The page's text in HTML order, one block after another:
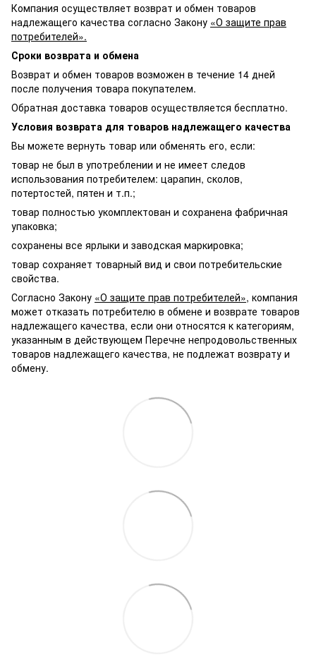
Компания осуществляет возврат и обмен товаров
надлежащего качества согласно Закону «О защите прав
потребителей».
Сроки возврата и обмена
Возврат и обмен товаров возможен в течение 14 дней
после получения товара покупателем.
Обратная доставка товаров осуществляется бесплатно.
Условия возврата для товаров надлежащего качества
Вы можете вернуть товар или обменять его, если:
товар не был в употреблении и не имеет следов
использования потребителем: царапин, сколов,
потертостей, пятен и т.п.;
товар полностью укомплектован и сохранена фабричная
упаковка;
сохранены все ярлыки и заводская маркировка;
товар сохраняет товарный вид и свои потребительские
свойства.
Согласно Закону «О защите прав потребителей», компания
может отказать потребителю в обмене и возврате товаров
надлежащего качества, если они относятся к категориям,
указанным в действующем Перечне непродовольственных
товаров надлежащего качества, не подлежат возврату и
обмену.